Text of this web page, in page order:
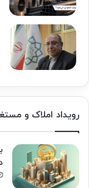
رویداد املاک و